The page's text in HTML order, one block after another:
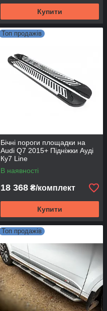
Купити
Топ продажів
Бічні пороги площадки на
Audi Q7 2015+ Підніжки Ауді
Ку7 Line
В наявності
18 368 ₴/комплект
Купити
Топ продажів